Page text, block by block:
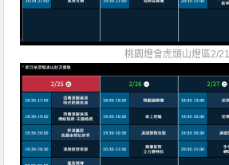
桃園燈會虎頭山燈區2/